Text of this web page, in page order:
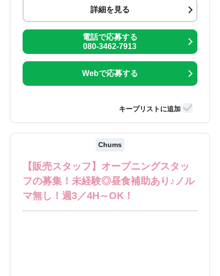
詳細を見る
電話で応募する
080-3462-7913
Webで応募する
Chums
【販売スタッフ】オープニングスタッ
フの募集！未経験◎昼食補助あり♪ノル
マ無し！週3／4H～OK！